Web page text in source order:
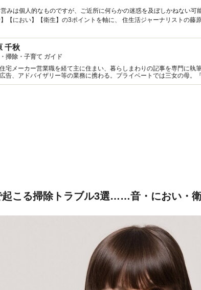
みは個人的なものですが、ご近所に何らかの迷惑を及ぼしかねない可
【におい】【衛生】の3ポイントを軸に、 住生活ジャーナリストの藤
千秋
掃除・子育て ガイド
宅メーカー営業職を経て主に住まい、暮らしまわりの記事を専門に執
告、アドバイザリー等の業務に携わる。プライベートでは三女の母。
新聞出版）など著監修書、マスコミ出演多数。
起こる掃除トラブル3選……音・におい・